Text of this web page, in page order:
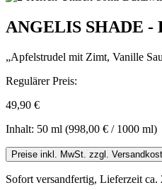
ANGELIS SHADE -
„Apfelstrudel mit Zimt, Vanille
Regulärer Preis:
49,90 €
Inhalt: 50 ml (998,00 € / 1000 ml)
Preise inkl. MwSt. zzgl.
Sofort versandfertig, Lieferzeit ca.